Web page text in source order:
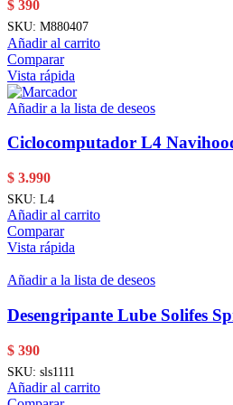
$ 390
SKU: M880407
Añadir al carrito
Comparar
Vista rápida
Añadir a la lista de deseos
Ciclocomputador L4
$ 3.990
SKU: L4
Añadir al carrito
Comparar
Vista rápida
Añadir a la lista de deseos
Desengripante Lube Solifes
$ 390
SKU: sls1111
Añadir al carrito